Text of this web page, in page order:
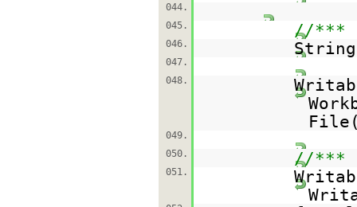
044.
045.
//***
046.
047.
048.
049.
050.
//***
051.